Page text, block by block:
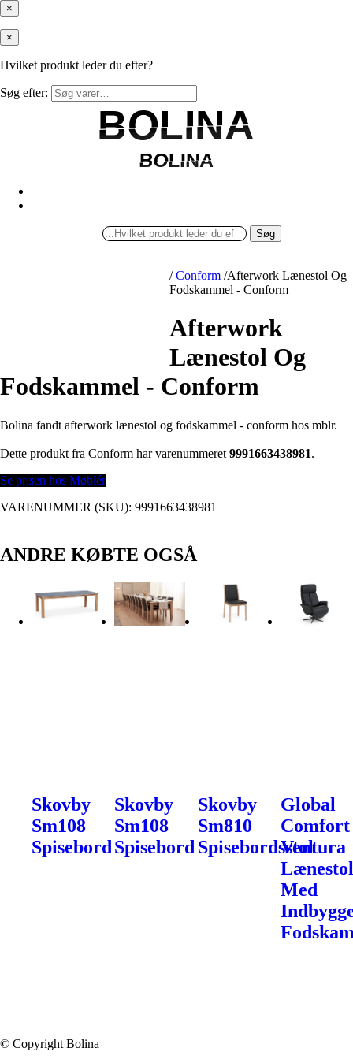
×
×
Hvilket produkt leder du efter?
Søg efter:
BOLINA
BOLINA
BOLINA
BOLINA
Søg
/ Conform /Afterwork Lænestol Og
Fodskammel - Conform
Afterwork
Lænestol Og
Fodskammel - Conform
Bolina fandt afterwork lænestol og fodskammel - conform hos mblr.
Dette produkt fra Conform har varenummeret 9991663438981.
Se prisen hos Møblér
VARENUMMER (SKU): 9991663438981
ANDRE KØBTE OGSÅ
Skovby
Sm108
Spisebord
Skovby
Sm108
Spisebord
Skovby
Sm810
Spisebordsstol
Global
Comfort
Ventura
Med
© Copyright Bolina